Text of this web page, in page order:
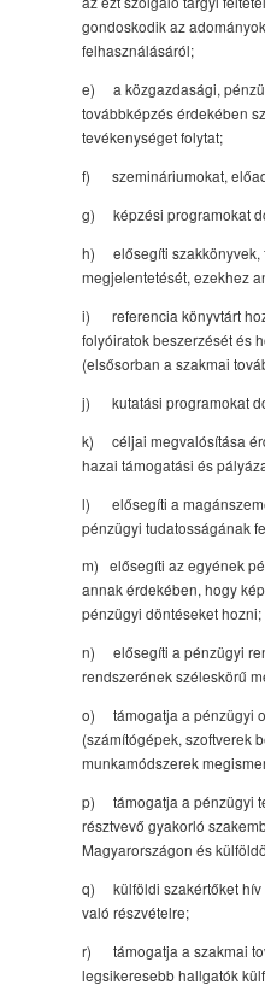
gondoskodik az
felhasználásáról;
e) a közgazdasági,
továbbképzés érdekében
tevékenységet folytat;
f) szemináriumokat,
g) képzési programokat
h) elősegíti szakkönyvek,
megjelentetését, ezekhez
i) referencia könyvtárt
folyóiratok beszerzését és
(elsősorban a szakmai
j) kutatási programokat
k) céljai megvalósítása
hazai támogatási és
l) elősegíti a
pénzügyi tudatosságának
m) elősegíti az egyének
annak érdekében, hogy
pénzügyi döntéseket hozni;
n) elősegíti a pénzügyi
rendszerének széleskörű
o) támogatja a pénzügyi
(számítógépek, szoftverek
munkamódszerek
p) támogatja a pénzügyi
résztvevő gyakorló
Magyarországon és
q) külföldi szakértőket hív
való részvételre;
r) támogatja a szakmai
legsikeresebb hallgatók